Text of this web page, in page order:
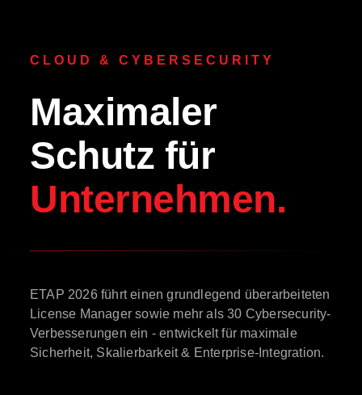
CLOUD & CYBERSECURITY
Maximaler
Schutz für
Unternehmen.
ETAP 2026 führt einen grundlegend überarbeiteten
License Manager sowie mehr als 30 Cybersecurity-
Verbesserungen ein - entwickelt für maximale
Sicherheit, Skalierbarkeit & Enterprise-Integration.